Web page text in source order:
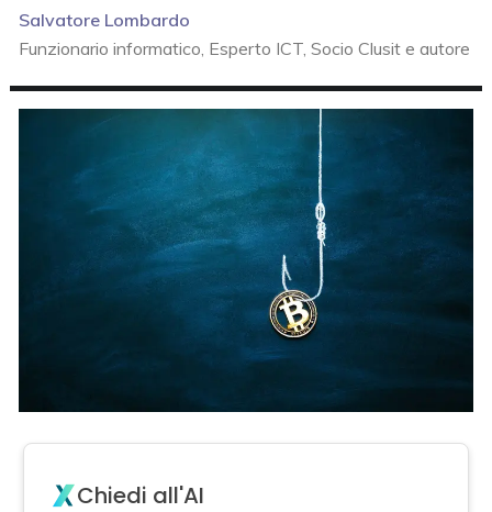
Salvatore Lombardo
Funzionario informatico, Esperto ICT, Socio Clusit e autore
Chiedi all'AI